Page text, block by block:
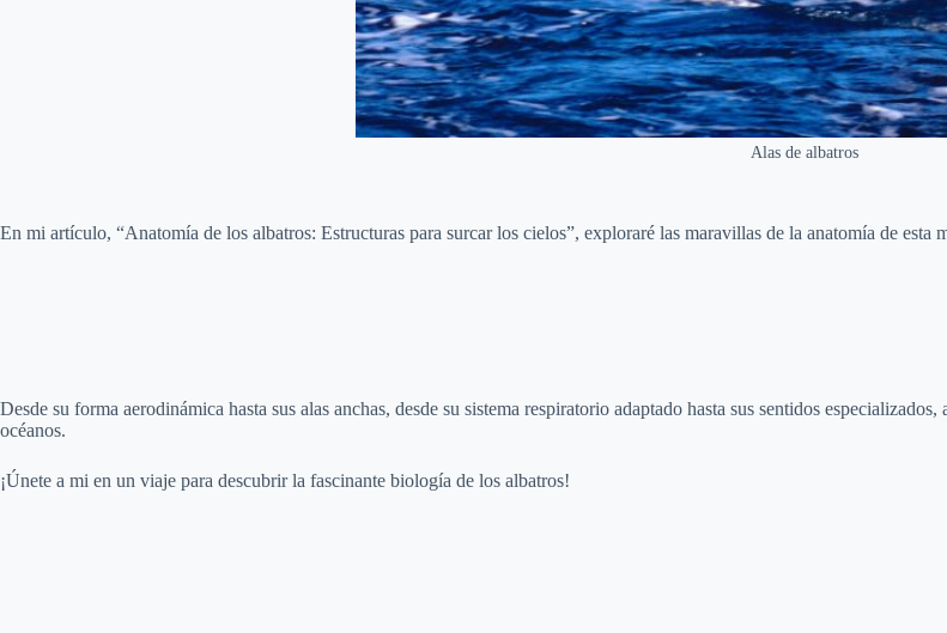
Alas de albatros
En mi artículo, “Anatomía de los albatros: Estructuras para surcar los cielos”, exploraré las maravillas de la anatomía de esta
Desde su forma aerodinámica hasta sus alas anchas, desde su sistema respiratorio adaptado hasta sus sentidos
océanos.
¡Únete a mi en un viaje para descubrir la fascinante biología de los albatros!